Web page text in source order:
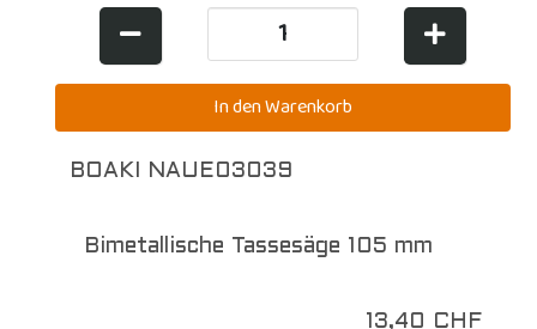
BOAKI NAUE03039
Bimetallische Tassesäge 105 mm
13,40 CHF